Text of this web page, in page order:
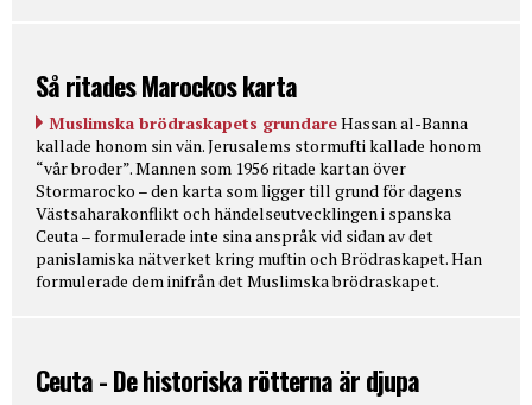
Så ritades Marockos karta
Muslimska brödraskapets grundareHassan al-Banna
kallade honom sin vän. Jerusalems stormufti kallade honom
“vår broder”. Mannen som 1956 ritade kartan över
Stormarocko – den karta som ligger till grund för dagens
Västsaharakonflikt och händelseutvecklingen i spanska
Ceuta – formulerade inte sina anspråk vid sidan av det
panislamiska nätverket kring muftin och Brödraskapet. Han
formulerade dem inifrån det Muslimska brödraskapet.
Ceuta - De historiska rötterna är djupa